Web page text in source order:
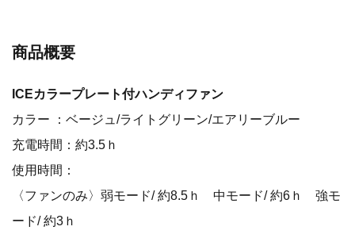
商品概要
ICEカラープレート付ハンディファン
カラー ：ベージュ/ライトグリーン/エアリーブルー
充電時間：約3.5ｈ
使用時間：
〈ファンのみ〉弱モード/ 約8.5ｈ 中モード/ 約6ｈ 強モ
ード/ 約3ｈ